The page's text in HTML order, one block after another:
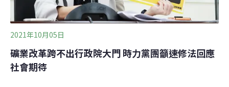
2021年10月05日
礦業改革跨不出行政院大門 時力黨團籲速修法回應
社會期待